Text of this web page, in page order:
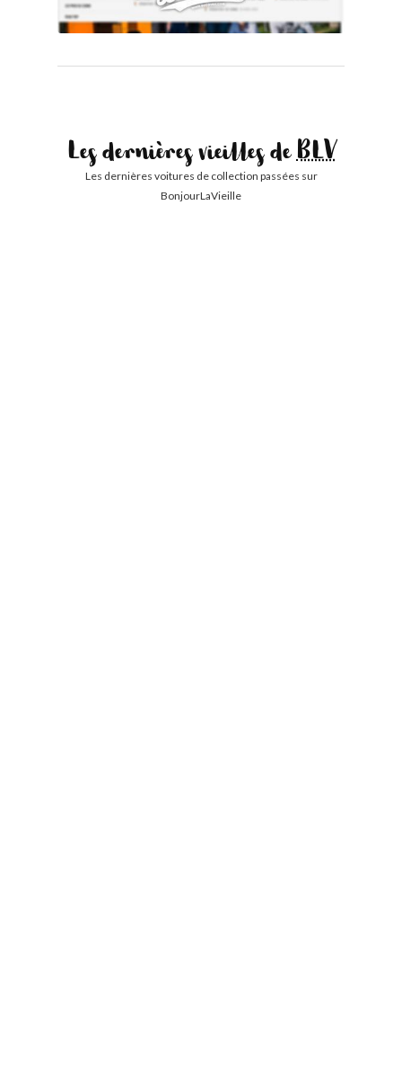
Les dernières vieilles deBLV
Les dernières voitures de collection passées sur
BonjourLaVieille